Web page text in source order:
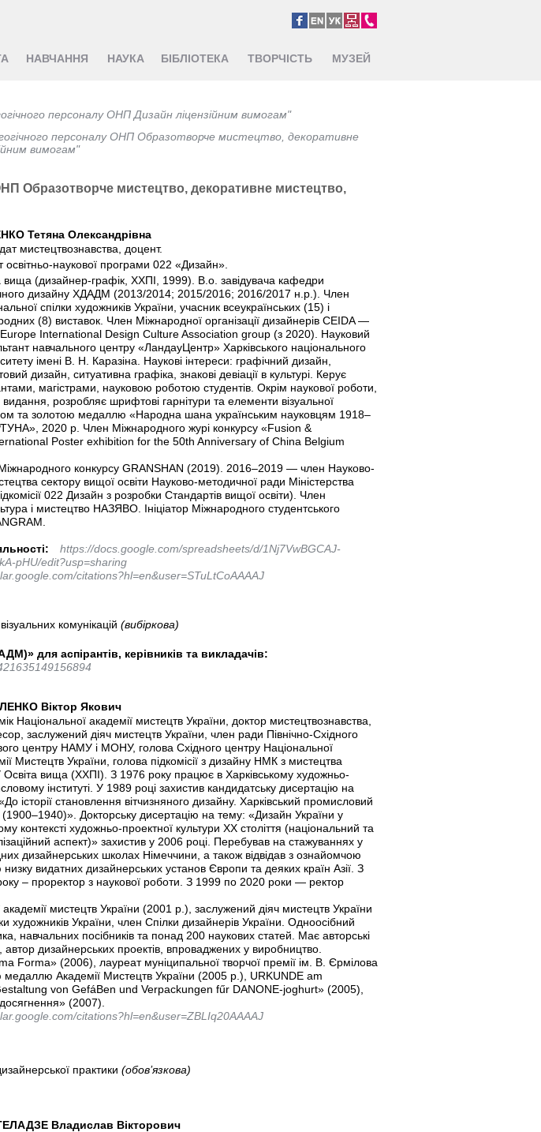
НАВЧАННЯ НАУКА БІБЛІОТЕКА ТВОРЧІСТЬ МУЗЕЙ
персоналу ОНП Дизайн ліцензійним вимогам"
персоналу ОНП Образотворче мистецтво, декоративне
вимогам"
Образотворче мистецтво, декоративне мистецтво,
Тетяна Олександрівна
мистецтвознавства, доцент.
освітньо-наукової програми 022 «Дизайн».
вища (дизайнер-графік, ХХПІ, 1999). В.о. завідувача кафедри
дизайну ХДАДМ (2013/2014; 2015/2016; 2016/2017 н.р.). Член
спілки художників України, учасник всеукраїнських (15) і
(8) виставок. Член Міжнародної організації дизайнерів CEIDA —
International Design Culture Association group (з 2020). Науковий
навчального центру «ЛандауЦентр» Харківського національного
імені В. Н. Каразіна. Наукові інтереси: графічний дизайн,
дизайн, ситуативна графіка, знакові девіації в культурі. Керує
магістрами, науковою роботою студентів. Окрім наукової роботи,
видання, розробляє шрифтові гарнітури та елементи візуальної
та золотою медаллю «Народна шана українським науковцям 1918–
2020 р. Член Міжнародного журі конкурсу «Fusion &
Poster exhibition for the 50th Anniversary of China Belgium
конкурсу GRANSHAN (2019). 2016–2019 — член Науково-
сектору вищої освіти Науково-методичної ради Міністерства
022 Дизайн з розробки Стандартів вищої освіти). Член
і мистецтво НАЗЯВО. Ініціатор Міжнародного студентського
https://docs.google.com/spreadsheets/d/1Nj7VwBGCAJ-
pHU/edit?usp=sharing
citations?hl=en&user=STuLtCoAAAAJ
комунікацій (вибіркова)
для аспірантів, керівників та викладачів:
Віктор Якович
Національної академії мистецтв України, доктор мистецтвознавства,
заслужений діяч мистецтв України, член ради Північно-Східного
центру НАМУ і МОНУ, голова Східного центру Національної
Мистецтв України, голова підкомісії з дизайну НМК з мистецтва
вища (ХХПІ). З 1976 року працює в Харківському художньо-
інституті. У 1989 році захистив кандидатську дисертацію на
історії становлення вітчизняного дизайну. Харківський промисловий
Докторську дисертацію на тему: «Дизайн України у
контексті художньо-проектної культури ХХ століття (національний та
аспект)» захистив у 2006 році. Перебував на стажуваннях у
дизайнерських школах Німеччини, а також відвідав з ознайомчою
видатних дизайнерських установ Європи та деяких країн Азії. З
– проректор з наукової роботи. З 1999 по 2020 роки — ректор
мистецтв України (2001 р.), заслужений діяч мистецтв України
художників України, член Спілки дизайнерів України. Одноосібний
навчальних посібників та понад 200 наукових статей. Має авторські
дизайнерських проектів, впроваджених у виробництво.
Forma» (2006), лауреат муніципальної творчої премії ім. В. Єрмілова
Академії Мистецтв України (2005 р.), URKUNDE am
von GefáBen und Verpackungen fűr DANONE-joghurt» (2005),
(2007).
citations?hl=en&user=ZBLIq20AAAAJ
практики (обов’язкова)
Владислав Вікторович